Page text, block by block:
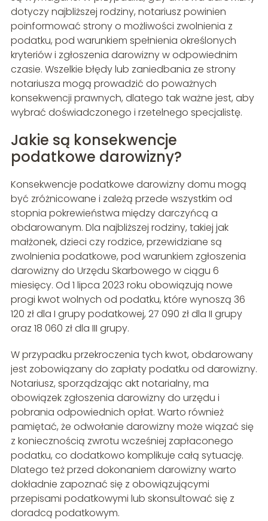
dotyczy najbliższej rodziny, notariusz powinien
poinformować strony o możliwości zwolnienia z
podatku, pod warunkiem spełnienia określonych
kryteriów i zgłoszenia darowizny w odpowiednim
czasie. Wszelkie błędy lub zaniedbania ze strony
notariusza mogą prowadzić do poważnych
konsekwencji prawnych, dlatego tak ważne jest, aby
wybrać doświadczonego i rzetelnego specjalistę.
Jakie są konsekwencje
podatkowe darowizny?
Konsekwencje podatkowe darowizny domu mogą
być zróżnicowane i zależą przede wszystkim od
stopnia pokrewieństwa między darczyńcą a
obdarowanym. Dla najbliższej rodziny, takiej jak
małżonek, dzieci czy rodzice, przewidziane są
zwolnienia podatkowe, pod warunkiem zgłoszenia
darowizny do Urzędu Skarbowego w ciągu 6
miesięcy. Od 1 lipca 2023 roku obowiązują nowe
progi kwot wolnych od podatku, które wynoszą 36
120 zł dla I grupy podatkowej, 27 090 zł dla II grupy
oraz 18 060 zł dla III grupy.
W przypadku przekroczenia tych kwot, obdarowany
jest zobowiązany do zapłaty podatku od darowizny.
Notariusz, sporządzając akt notarialny, ma
obowiązek zgłoszenia darowizny do urzędu i
pobrania odpowiednich opłat. Warto również
pamiętać, że odwołanie darowizny może wiązać się
z koniecznością zwrotu wcześniej zapłaconego
podatku, co dodatkowo komplikuje całą sytuację.
Dlatego też przed dokonaniem darowizny warto
dokładnie zapoznać się z obowiązującymi
przepisami podatkowymi lub skonsultować się z
doradcą podatkowym.